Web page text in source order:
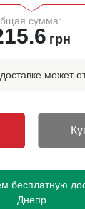
сумма:
грн
может
бесплатную
Днепр